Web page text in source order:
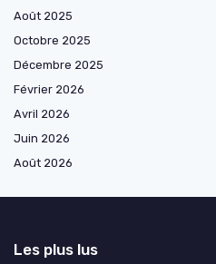
Août 2025
Octobre 2025
Décembre 2025
Février 2026
Avril 2026
Juin 2026
Août 2026
Les plus lus